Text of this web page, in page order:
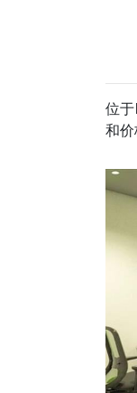
位于
和